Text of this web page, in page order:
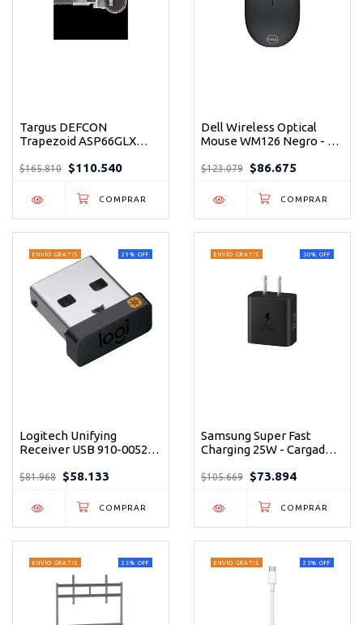
Targus DEFCON
Trapezoid ASP66GLX
Combinación Reiniciable
portátil sin llaves
$165.810 $110.540
Dell Wireless Optical
Mouse WM126 Negro - El
ambidiestro para trabajar
$123.079 $86.675
29 % OFF
ENVÍO GRATIS
Logitech Unifying
Receiver USB 910-005235
Dispositivos
$81.968 $58.133
30% OFF
ENVÍO GRATIS
Samsung Super Fast
Charging 25W - Cargador
para Galaxy
$105.669 $73.894
25% OFF
ENVÍO GRATIS 23% OFF
ENVÍO GRATIS